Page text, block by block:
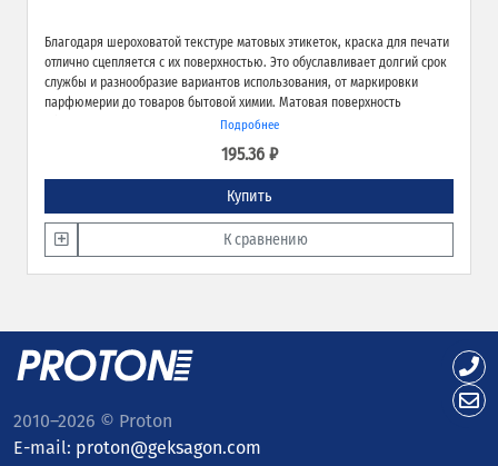
Благодаря шероховатой текстуре матовых этикеток, краска для печати
отлично сцепляется с их поверхностью. Это обуславливает долгий срок
службы и разнообразие вариантов использования, от маркировки
парфюмерии до товаров бытовой химии. Матовая поверхность
обеспечивает превосходное качество печати и широкие возможности
Подробнее
195.36 ₽
Купить
К сравнению
2010–2026 © Proton
E-mail: proton@geksagon.com